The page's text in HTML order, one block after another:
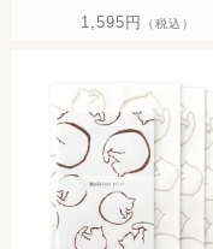
1,595円 （税込）